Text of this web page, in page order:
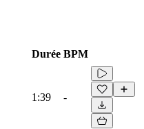
Durée BPM
1:39 -